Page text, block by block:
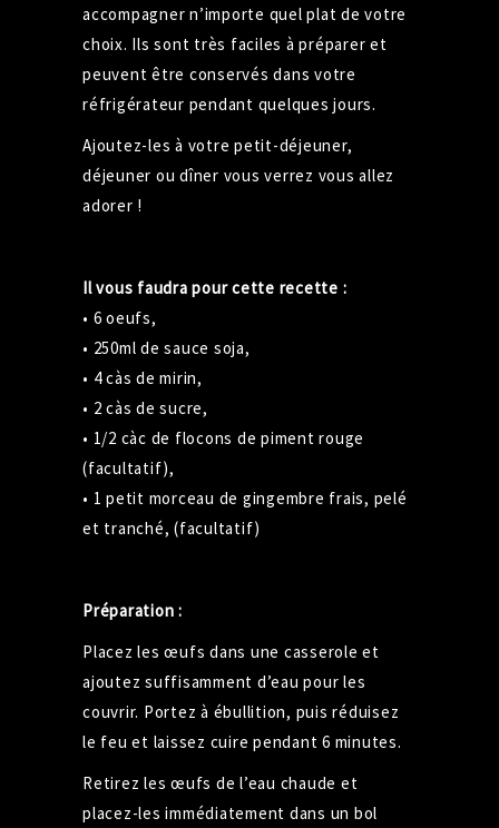
accompagner n’importe quel plat de votre
choix. Ils sont très faciles à préparer et
peuvent être conservés dans votre
réfrigérateur pendant quelques jours.
Ajoutez-les à votre petit-déjeuner,
déjeuner ou dîner vous verrez vous allez
adorer !
Il vous faudra pour cette recette :
• 6 oeufs,
• 250ml de sauce soja,
• 4 càs de mirin,
• 2 càs de sucre,
• 1/2 càc de flocons de piment rouge
(facultatif),
• 1 petit morceau de gingembre frais, pelé
et tranché, (facultatif)
Préparation :
Placez les œufs dans une casserole et
ajoutez suffisamment d’eau pour les
couvrir. Portez à ébullition, puis réduisez
le feu et laissez cuire pendant 6 minutes.
Retirez les œufs de l’eau chaude et
placez-les immédiatement dans un bol